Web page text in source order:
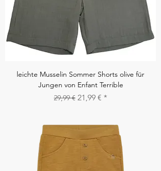
leichte Musselin Sommer Shorts olive für
Jungen von Enfant Terrible
Standardpreis
29,99 € Sale-Preis
21,99 €